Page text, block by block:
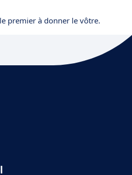
premier à donner le vôtre.